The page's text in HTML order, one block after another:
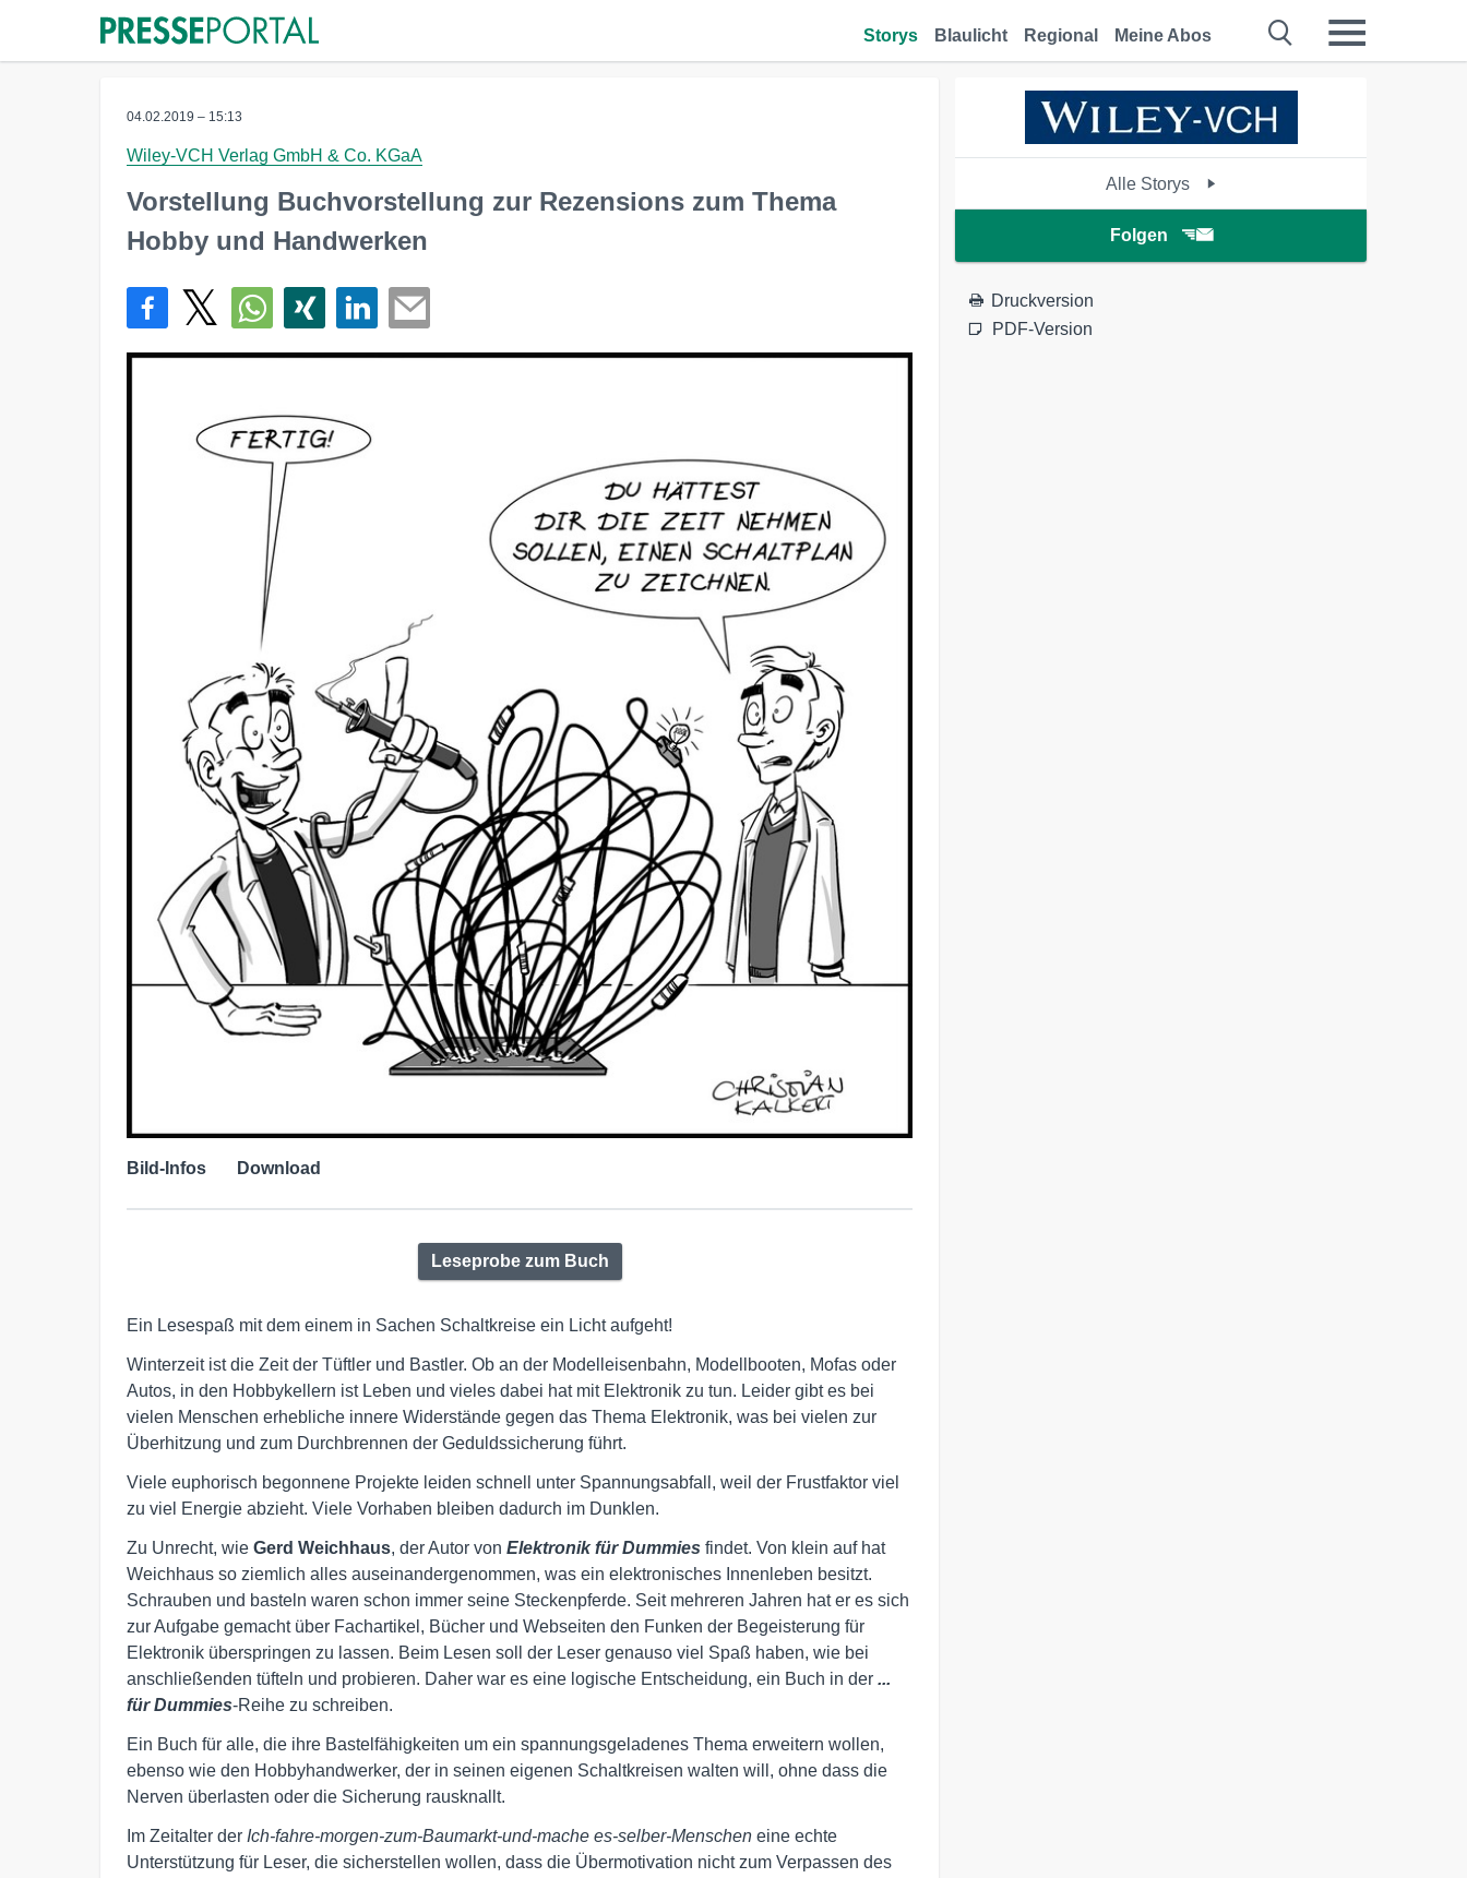
Storys Blaulicht Regional Meine Abos
04.02.2019 – 15:13
Wiley-VCH Verlag GmbH & Co. KGaA
Vorstellung Buchvorstellung zur Rezensions zum Thema
Hobby und Handwerken
Bild-Infos Download
Leseprobe zum Buch
Ein Lesespaß mit dem einem in Sachen Schaltkreise ein Licht aufgeht!
Winterzeit ist die Zeit der Tüftler und Bastler. Ob an der Modelleisenbahn, Modellbooten, Mofas oder
Autos, in den Hobbykellern ist Leben und vieles dabei hat mit Elektronik zu tun. Leider gibt es bei
vielen Menschen erhebliche innere Widerstände gegen das Thema Elektronik, was bei vielen zur
Überhitzung und zum Durchbrennen der Geduldssicherung führt.
Viele euphorisch begonnene Projekte leiden schnell unter Spannungsabfall, weil der Frustfaktor viel
zu viel Energie abzieht. Viele Vorhaben bleiben dadurch im Dunklen.
Zu Unrecht, wie Gerd Weichhaus, der Autor von Elektronik für Dummies findet. Von klein auf hat
Weichhaus so ziemlich alles auseinandergenommen, was ein elektronisches Innenleben besitzt.
Schrauben und basteln waren schon immer seine Steckenpferde. Seit mehreren Jahren hat er es sich
zur Aufgabe gemacht über Fachartikel, Bücher und Webseiten den Funken der Begeisterung für
Elektronik überspringen zu lassen. Beim Lesen soll der Leser genauso viel Spaß haben, wie bei
anschließenden tüfteln und probieren. Daher war es eine logische Entscheidung, ein Buch in der ...
für Dummies-Reihe zu schreiben.
Ein Buch für alle, die ihre Bastelfähigkeiten um ein spannungsgeladenes Thema erweitern wollen,
ebenso wie den Hobbyhandwerker, der in seinen eigenen Schaltkreisen walten will, ohne dass die
Nerven überlasten oder die Sicherung rausknallt.
Im Zeitalter der Ich-fahre-morgen-zum-Baumarkt-und-mache es-selber-Menschen eine echte
Unterstützung für Leser, die sicherstellen wollen, dass die Übermotivation nicht zum Verpassen des
Alle Storys
Folgen
Druckversion
PDF-Version